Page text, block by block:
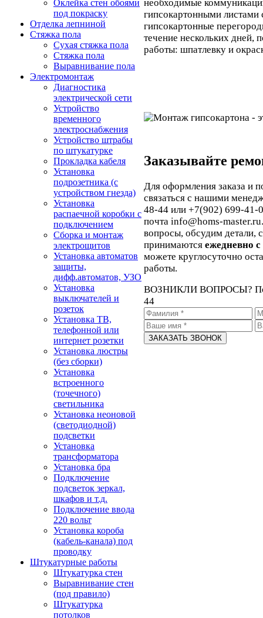
Оклейка стен обоями
под покраску
Отделка лепниной
Стяжка пола
Сухая стяжка пола
Стяжка пола
Выравнивание пола
Электромонтаж
Диагностика
электрической сети
Устройство
временного
электроснабжения
Устройство штрабы
по штукатурке
Прокладка кабеля
Установка
подрозетника (с
устройством гнезда)
Установка
распаечной коробки с
подключением
Сборка и монтаж
электрощитов
Установка автоматов
защиты,
дифф.автоматов, УЗО
Установка
выключателей и
розеток
Установка ТВ,
телефонной или
интернет розетки
Установка люстры
(без сборки)
Установка
встроенного
(точечного)
светильника
Установка неоновой
(светодиодной)
подсветки
Установка
трансформатора
Установка бра
Подключение
подсветок зеркал,
шкафов и т.д.
Подключение ввода
220 вольт
Установка короба
(кабель-канала) под
проводку
Штукатурные работы
Штукатурка стен
Выравнивание стен
(под правило)
Штукатурка
потолков
необходимые
гипсокартонными
гипсокартонные
течение нескольких дней,
работы: шпатлевку и
Заказывайте
Для оформления заказа и
связаться с нашими
48-44 или +7(902) 699-41-
почта info@homs-
вопросы, обсудим детали,
принимаются ежедневно
можете круглосуточно
работы.
ВОЗНИКЛИ ВОПРОСЫ?
44